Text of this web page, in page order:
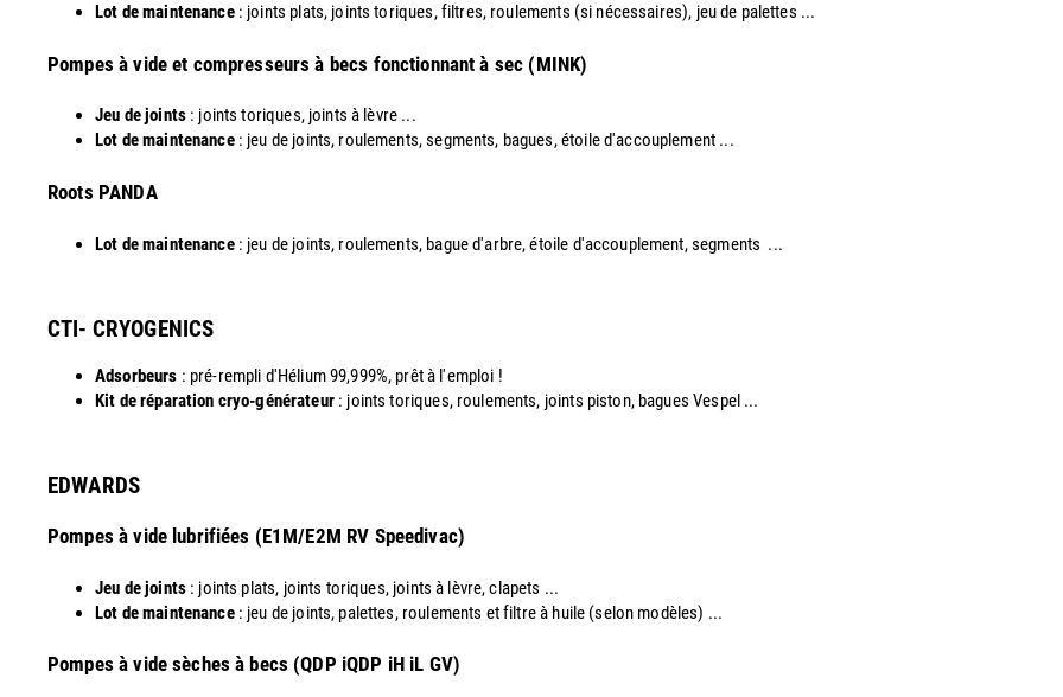
Lot de maintenance: joints plats, joints toriques, filtres, roulements (si nécessaires), jeu de palettes ...
Pompes à vide et compresseurs à becs fonctionnant à sec (MINK)
Jeu de joints: joints toriques, joints à lèvre ...
Lot de maintenance: jeu de joints, roulements, segments, bagues, étoile d'accouplement ...
​Roots PANDA
Lot de maintenance: jeu de joints, roulements, bague d'arbre, étoile d'accouplement, segments ...​
CTI- CRYOGENICS
Adsorbeurs : pré-rempli d'Hélium 99,999%, prêt à l'emploi !
Kit de réparation cryo-générateur: joints toriques, roulements, joints piston, bagues Vespel ... ​
EDWARDS
Pompes à vide lubrifiées (E1M/E2M RV Speedivac)
Jeu de joints: joints plats, joints toriques, joints à lèvre, clapets ...
Lot de maintenance: jeu de joints, palettes, roulements et filtre à huile (selon modèles) ...
​Pompes à vide sèches à becs (QDP iQDP iH iL GV)